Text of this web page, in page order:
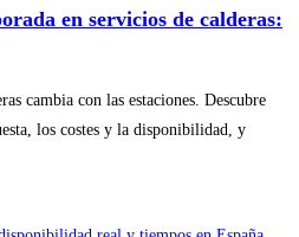
en servicios de calderas:
cambia con las estaciones. Descubre
los costes y la disponibilidad, y